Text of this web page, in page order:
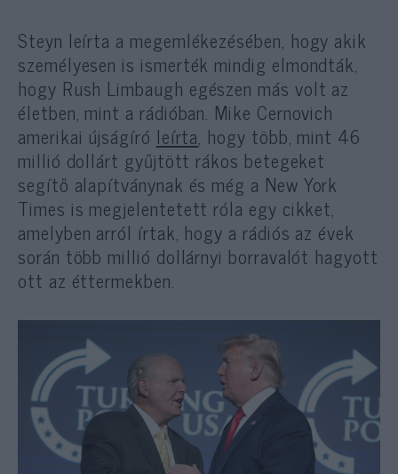
Steyn leírta a megemlékezésében, hogy akik
személyesen is ismerték mindig elmondták,
hogy Rush Limbaugh egészen más volt az
életben, mint a rádióban. Mike Cernovich
amerikai újságíró leírta, hogy több, mint 46
millió dollárt gyűjtött rákos betegeket
segítő alapítványnak és még a New York
Times is megjelentetett róla egy cikket,
amelyben arról írtak, hogy a rádiós az évek
során több millió dollárnyi borravalót hagyott
ott az éttermekben.